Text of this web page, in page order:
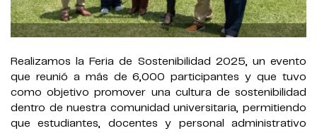
Realizamos la Feria de Sostenibilidad 2025, un evento
que reunió a más de 6,000 participantes y que tuvo
como objetivo promover una cultura de sostenibilidad
dentro de nuestra comunidad universitaria, permitiendo
que estudiantes, docentes y personal administrativo